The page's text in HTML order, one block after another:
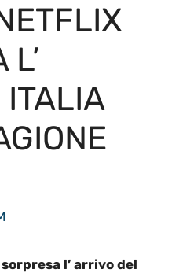
ITALIA
l’ arrivo del